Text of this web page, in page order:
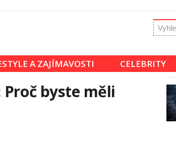
A ZAJÍMAVOSTI CELEBRITY
byste měli